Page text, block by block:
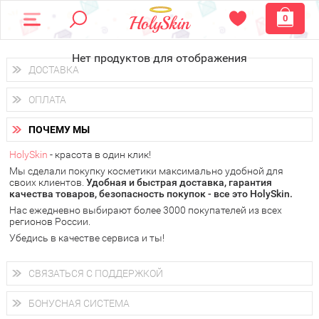
0
Нет продуктов для отображения
ДОСТАВКА
Доставка осуществляетсяпо всем городам России.
Вы можете выбрать доставку курьером, Почтой России или
получить заказ в пунктах выдачи PickPoint или пункте
самовывоза.
В 20 городах России доставка осуществляется ужена
следующий день.
у Вас всегда есть возможность получитьбесплатную
доставку от HolySkin.
подробнее об условиях доставки и оплаты в Вашем городе
ОПЛАТА
Вы можете оплатить свой заказ любым удобным способом:
наличными деньгами (
через интернет-банк (Альфа-банк, Сбербанк) и другими
электронными способами.
ПОЧЕМУ МЫ
HolySkin - красота в один клик!
Мы сделали покупку косметики максимально удобной для
своих клиентов. Удобная и быстрая доставка, гарантия
качества товаров, безопасность покупок - все это HolySkin.
Нас ежедневно выбирают более 3000 покупателей из всех
регионов России.
Убедись в качестве сервиса и ты!
СВЯЗАТЬСЯ С ПОДДЕРЖКОЙ
+7 (800) 707-24-55
Мы будем рады ответить на все Ваши вопросы по работе
магазина, проконсультировать по товарам, рассказать о
БОНУСНАЯ СИСТЕМА